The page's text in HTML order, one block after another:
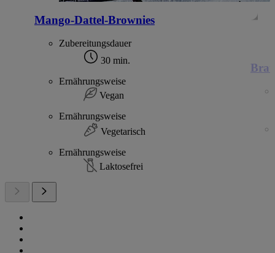
Mango-Dattel-Brownies
Zubereitungsdauer
30 min.
Ernährungsweise
Vegan
Ernährungsweise
Vegetarisch
Ernährungsweise
Laktosefrei